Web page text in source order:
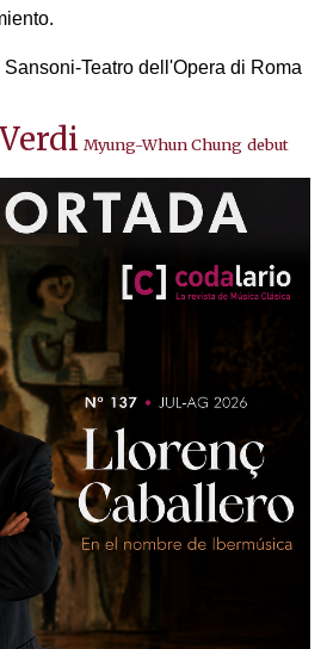
Sansoni-Teatro dell'Opera di Roma
Verdi Myung-Whun Chung debut